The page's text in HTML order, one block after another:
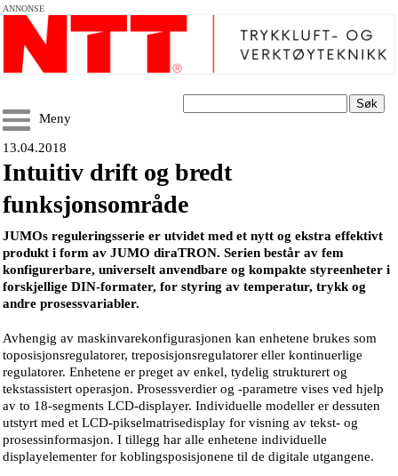
ANNONSE
Søk
Meny
13.04.2018
Intuitiv drift og bredt
funksjonsområde
JUMOs reguleringsserie er utvidet med et nytt og ekstra effektivt
produkt i form av JUMO diraTRON. Serien består av fem
konfigurerbare, universelt anvendbare og kompakte styreenheter i
forskjellige DIN-formater, for styring av temperatur, trykk og
andre prosessvariabler.
Avhengig av maskinvarekonfigurasjonen kan enhetene brukes som
toposisjonsregulatorer, treposisjonsregulatorer eller kontinuerlige
regulatorer. Enhetene er preget av enkel, tydelig strukturert og
tekstassistert operasjon. Prosessverdier og -parametre vises ved hjelp
av to 18-segments LCD-displayer. Individuelle modeller er dessuten
utstyrt med et LCD-pikselmatrisedisplay for visning av tekst- og
prosessinformasjon. I tillegg har alle enhetene individuelle
displayelementer for koblingsposisjonene til de digitale utgangene.